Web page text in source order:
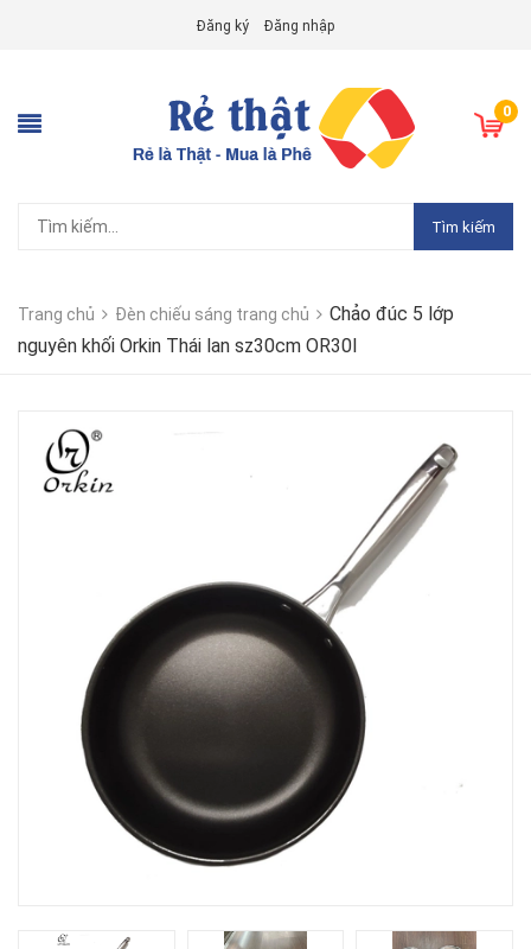
Đăng ký Đăng nhập
0
Tìm kiếm
Trang chủ Đèn chiếu sáng trang chủ
Chảo đúc 5 lớp
nguyên khối Orkin Thái lan sz30cm OR30I